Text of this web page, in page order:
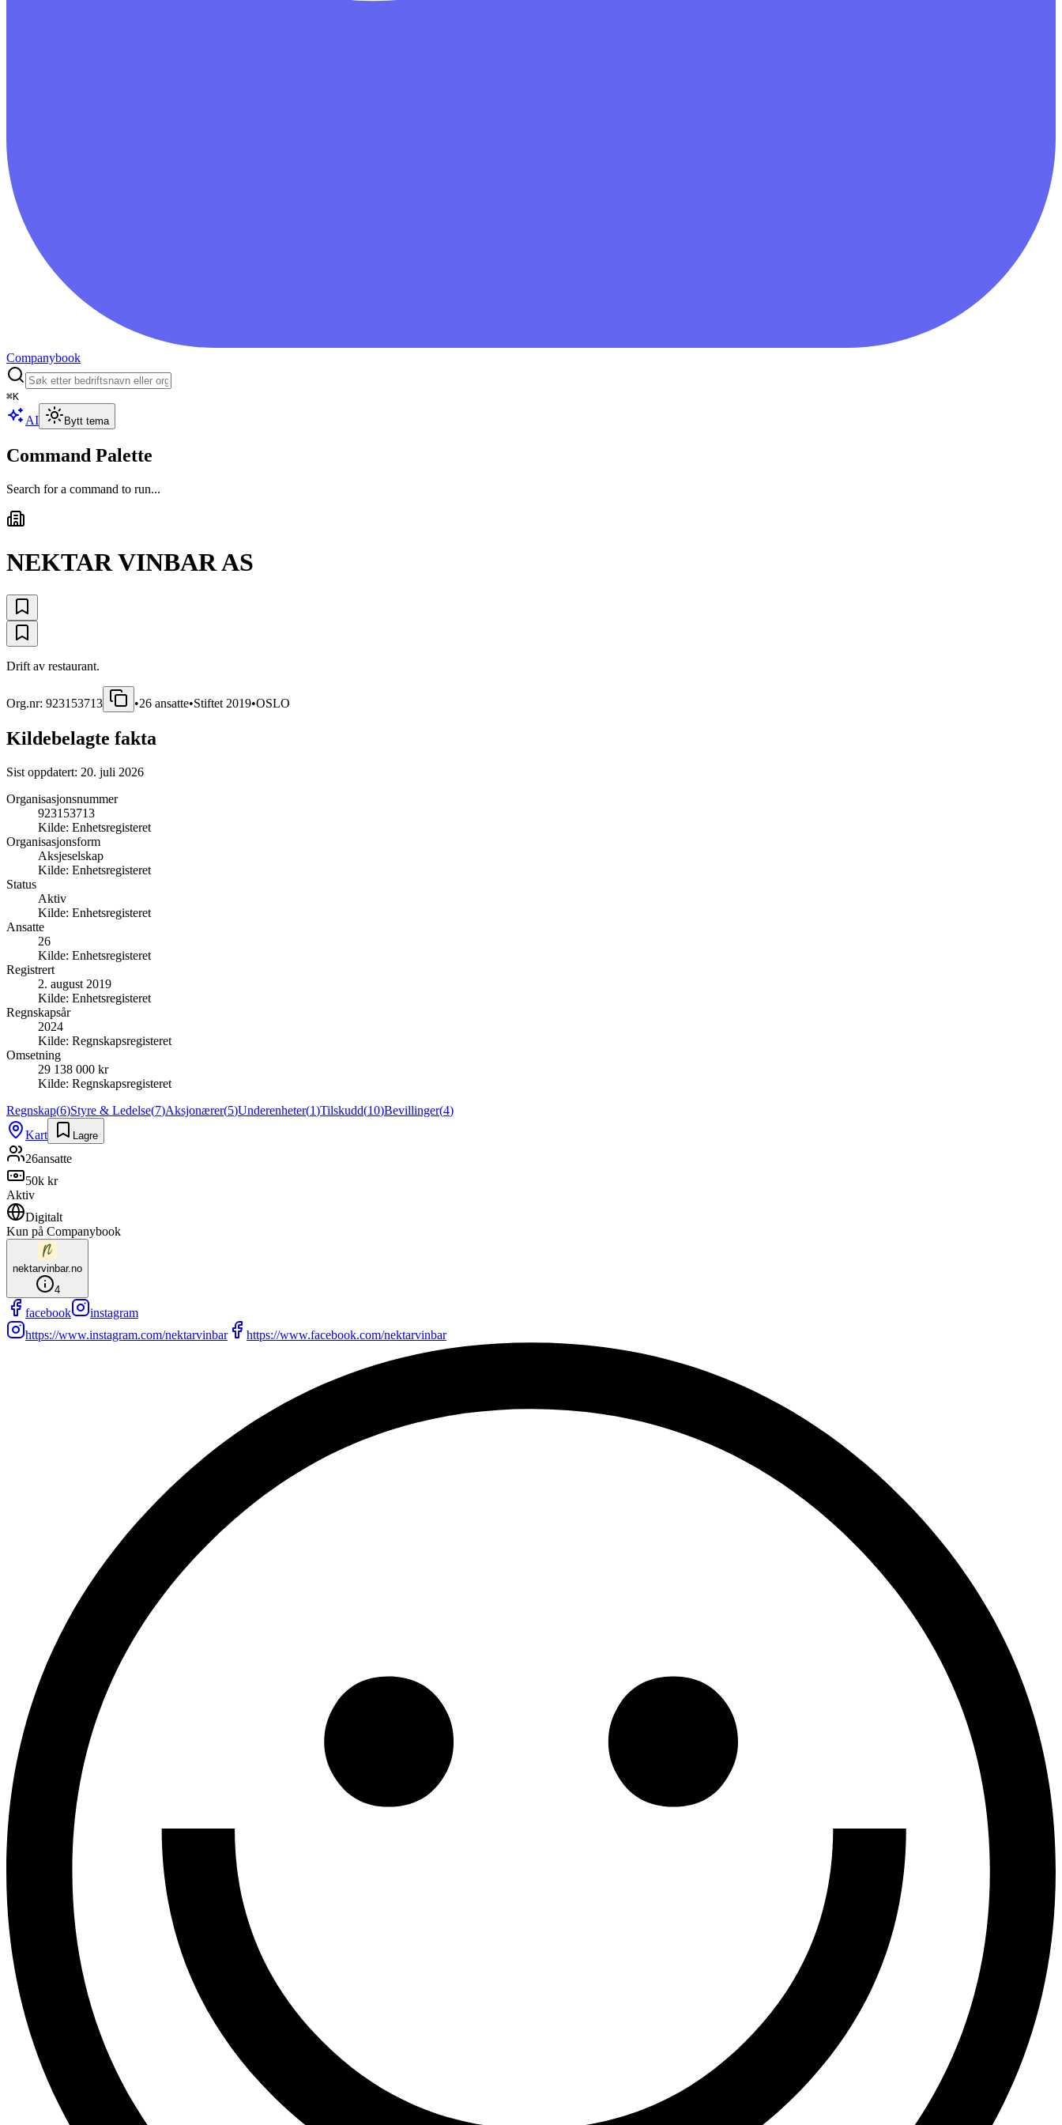
Companybook
⌘K
AI Bytt tema
Command Palette
Search for a command to run...
NEKTAR VINBAR AS
Drift av restaurant.
Org.nr: 923153713 •26 ansatte•Stiftet 2019•OSLO
Kildebelagte fakta
Sist oppdatert: 20. juli 2026
Organisasjonsnummer
923153713
Kilde: Enhetsregisteret
Organisasjonsform
Aksjeselskap
Kilde: Enhetsregisteret
Status
Aktiv
Kilde: Enhetsregisteret
Ansatte
26
Kilde: Enhetsregisteret
Registrert
2. august 2019
Kilde: Enhetsregisteret
Regnskapsår
2024
Kilde: Regnskapsregisteret
Omsetning
29 138 000 kr
Kilde: Regnskapsregisteret
Regnskap(6)Styre & Ledelse(7)Aksjonærer(5)Underenheter(1)Tilskudd(10)Bevillinger(4)
Kart
Lagre
26ansatte
50k kr
Aktiv
Digitalt
Kun på Companybook
nektarvinbar.no
4
facebook
instagram
https://www.instagram.com/nektarvinbar
https://www.facebook.com/nektarvinbar